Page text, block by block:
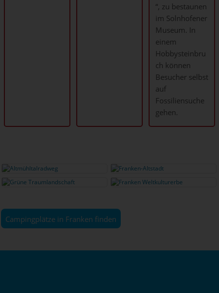
“, zu bestaunen
im Solnhofener
Museum. In
einem
Hobbysteinbru
ch können
Besucher selbst
auf
Fossiliensuche
gehen.
Campingplätze in Franken finden